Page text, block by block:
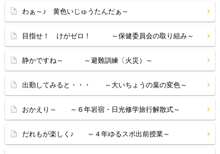
わぁ～♪ 黄色いじゅうたんだぁ～
目指せ！ けがゼロ！ ～保健委員会の取り組み～
静かですね～ ～避難訓練〔火災）～
出勤してみると・・・ ～大いちょうの葉の変色～
おかえり～ ～６年岩宿・日光修学旅行解散式～
だれもが楽しく♪ ～４年ゆるスポ出前授業～